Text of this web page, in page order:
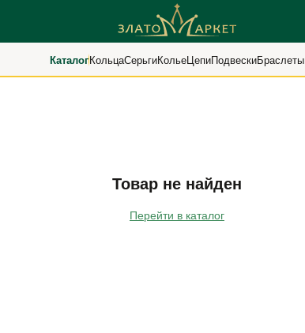
КаталогКольцаСерьгиКольеЦепиПодвескиБраслеты
Товар не найден
Перейти в каталог